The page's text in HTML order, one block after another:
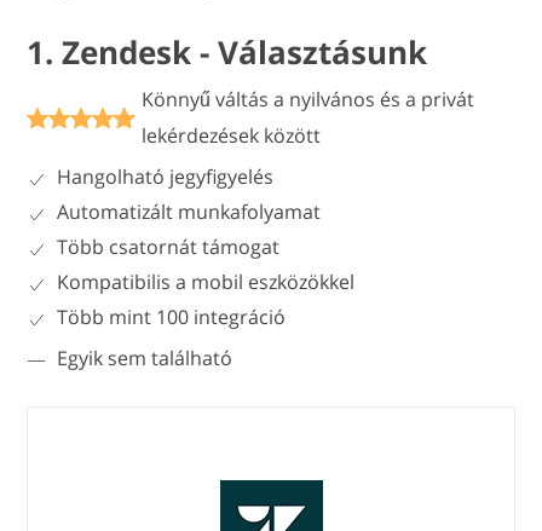
1. Zendesk - Választásunk
Könnyű váltás a nyilvános és a privát
lekérdezések között
Hangolható jegyfigyelés
Automatizált munkafolyamat
Több csatornát támogat
Kompatibilis a mobil eszközökkel
Több mint 100 integráció
Egyik sem található